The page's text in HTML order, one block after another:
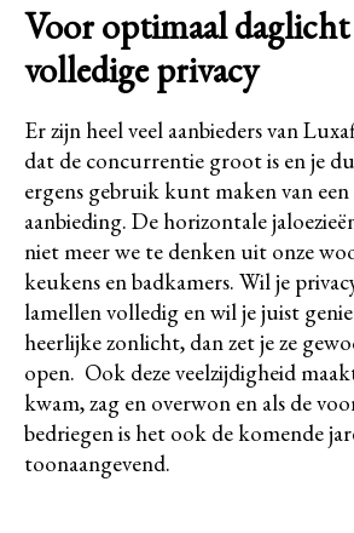
Voor optimaal
volledige privacy
Er zijn heel veel aanbieders van
dat de concurrentie groot is en je
ergens gebruik kunt maken van
aanbieding. De horizontale
niet meer we te denken uit onze
keukens en badkamers. Wil je
lamellen volledig en wil je juist
heerlijke zonlicht, dan zet je ze
open. Ook deze veelzijdigheid
kwam, zag en overwon en als de
bedriegen is het ook de komende
toonaangevend.